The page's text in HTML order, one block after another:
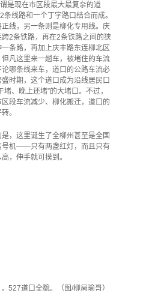
是现在市区段最大最复杂的道
条线路和一个丁字路口结合而成。
线，另一条则是柳化专用线。庆
2条铁路，再在2条铁路之间的狭
条路，再加上庆丰路东连柳北区
凡这里来一趟车，被堵住的车流
哪条线来车，道口的公路车流必
时期，这个道口成为沿线居民口
堵、晚上还堵”的大堵口。不过，
区段车流减少、柳化搬迁，道口的
。
，这里诞生了全柳州甚至是全国
号机——只有两盏红灯，而且只有
，伸手就可摸到。
527道口全貌。（图/柳局瑜哥）